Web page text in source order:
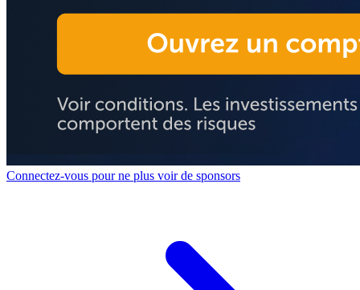
Connectez-vous pour ne plus voir de sponsors